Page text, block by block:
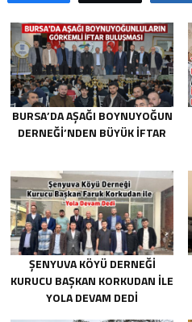
BURSA’DA AŞAĞI BOYNUYOĞUN
DERNEĞI’NDEN BÜYÜK İFTAR
ŞENYUVA KÖYÜ DERNEĞI
KURUCU BAŞKAN KORKUDAN ILE
YOLA DEVAM DEDI